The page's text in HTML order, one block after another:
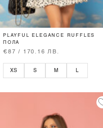
PLAYFUL ELEGANCE RUFFLES
ПОЛА
€87 / 170.16 ЛВ.
XS S M